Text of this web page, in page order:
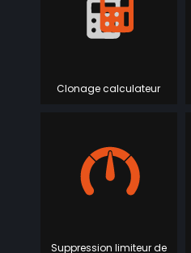
Clonage calculateur
Suppression limiteur de